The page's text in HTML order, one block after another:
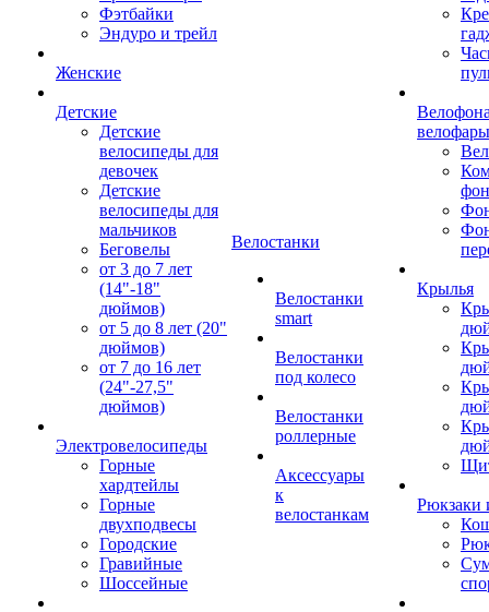
Фэтбайки
Эндуро и трейл
Женские
Детские
Детские
велосипеды для
девочек
Детские
велосипеды для
мальчиков
Беговелы
от 3 до 7 лет
(14"-18"
дюймов)
от 5 до 8 лет (20"
дюймов)
от 7 до 16 лет
(24"-27,5"
дюймов)
Электровелосипеды
Горные
хардтейлы
Горные
двухподвесы
Городские
Гравийные
Шоссейные
Велостанки
Велостанки
smart
Велостанки
под колесо
Велостанки
роллерные
Аксессуары
к
велостанкам
велофары
Крылья
Рюкзаки